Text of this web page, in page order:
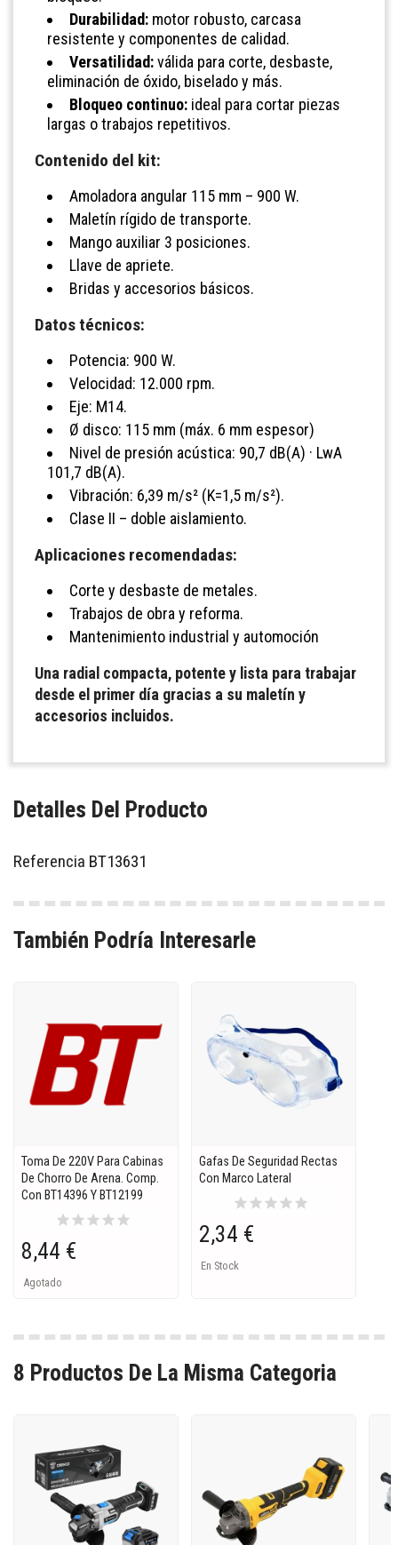
Durabilidad: motor robusto, carcasa
resistente y componentes de calidad.
Versatilidad:válida para corte, desbaste,
eliminación de óxido, biselado y más.
Bloqueo continuo: ideal para cortar piezas
largas o trabajos repetitivos.
Contenido del kit:
Amoladora angular 115 mm – 900 W.
Maletín rígido de transporte.
Mango auxiliar 3 posiciones.
Llave de apriete.
Bridas y accesorios básicos.
Datos técnicos:
Potencia: 900 W.
Velocidad: 12.000 rpm.
Eje: M14.
Ø disco: 115 mm (máx. 6 mm espesor)
Nivel de presión acústica: 90,7 dB(A) · LwA
101,7 dB(A).
Vibración: 6,39 m/s² (K=1,5 m/s²).
Clase II – doble aislamiento.
Aplicaciones recomendadas:
Corte y desbaste de metales.
Trabajos de obra y reforma.
Mantenimiento industrial y automoción
Una radial compacta, potente y lista para trabajar
desde el primer día gracias a su maletín y
accesorios incluidos.
Detalles Del Producto
Referencia BT13631
También Podría Interesarle
Toma De 220V Para Cabinas
De Chorro De Arena. Comp.
Con BT14396 Y BT12199
starstarstarstarstar
8,44 €
Agotado
Gafas De Seguridad Rectas
Con Marco Lateral
starstarstarstarstar
2,34 €
En Stock
8 Productos De La Misma Categoria